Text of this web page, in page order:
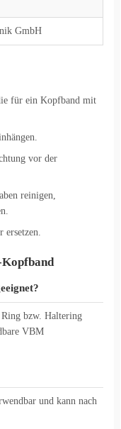
GmbH
für ein Kopfband mit
vor der
reinigen,
bzw. Haltering
VBM
und kann nach